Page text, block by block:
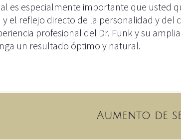
es especialmente importante que usted
el reflejo directo de la personalidad y
profesional del Dr. Funk y su
un resultado óptimo y natural.
Aumento de